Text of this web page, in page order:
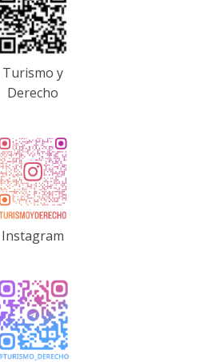
Turismo y
Derecho
Instagram